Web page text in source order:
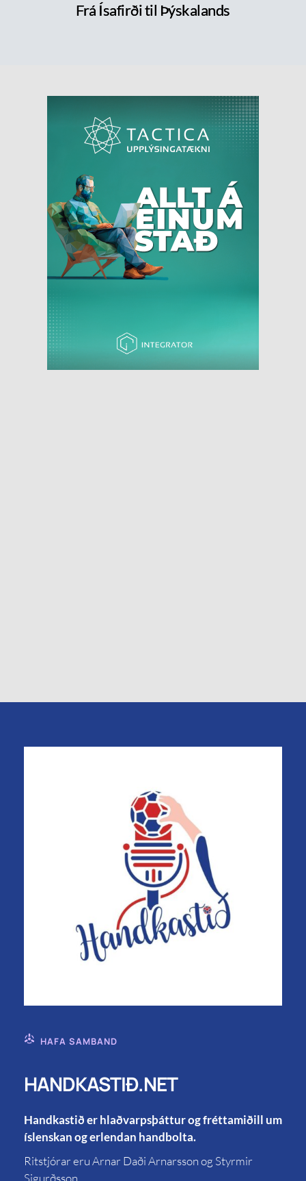
Frá Ísafirði til Þýskalands
HAFA SAMBAND
HANDKASTIÐ.NET
Handkastið er hlaðvarpsþáttur og fréttamiðill um
íslenskan og erlendan handbolta.
Ritstjórar eru Arnar Daði Arnarsson og Styrmir